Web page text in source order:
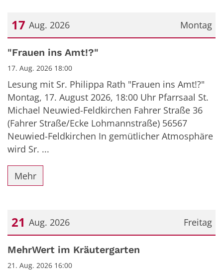
Montag
17 Aug. 2026
Datum: 17. August 2026
"Frauen ins Amt!?"
17. Aug. 2026 18:00
Lesung mit Sr. Philippa Rath "Frauen ins Amt!?"
Montag, 17. August 2026, 18:00 Uhr Pfarrsaal St.
Michael Neuwied-Feldkirchen Fahrer Straße 36
(Fahrer Straße/Ecke Lohmannstraße) 56567
Neuwied-Feldkirchen In gemütlicher Atmosphäre
wird Sr. ...
Mehr
Freitag
21 Aug. 2026
Datum: 21. August 2026
MehrWert im Kräutergarten
21. Aug. 2026 16:00